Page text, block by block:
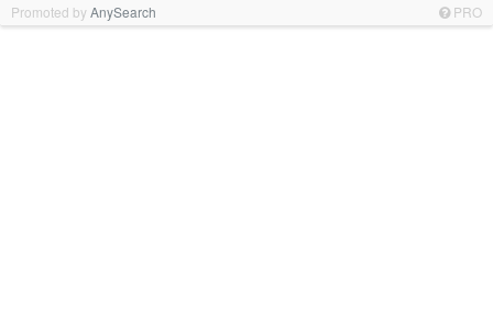
Promoted byAnySearch PRO